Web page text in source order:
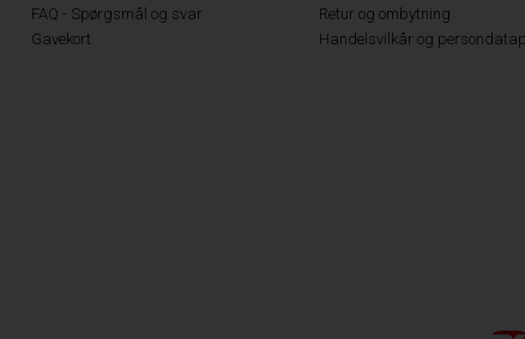
FAQ - Spørgsmål og svar
Gavekort
Retur og ombytning
Handelsvilkår og